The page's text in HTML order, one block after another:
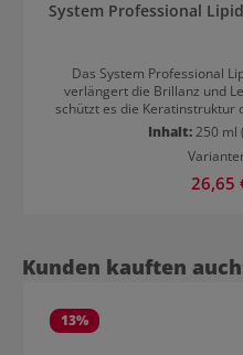
System Professional
Das System Professional
verlängert die Brillanz und
schützt es die Keratinstruktur des Haares.
Lipid Code Color Save
farbschützende Shampoo
sowie Farbverschiebungen. Die
vielen Faktoren, die die Farbe
Inhalt:250 ml
26,65
Produktgalerie überspringen
Kunden kauften
13%